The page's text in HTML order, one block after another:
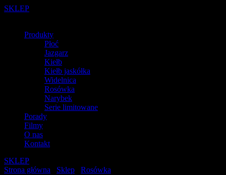
SKLEP
Produkty
Płoć
Jazgarz
Kiełb
Kiełb jaskółka
Widelnica
Rosówka
Narybek
Serie limitowane
Porady
Filmy
O nas
Kontakt
SKLEP
Strona główna
Sklep Rosówka